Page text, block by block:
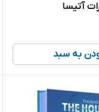
آتیسا
به سبد